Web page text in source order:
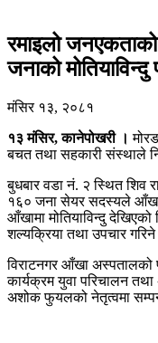
रमाइलो
जनाको मोतियाविन्दु
मंसिर १३,
१३ मंसिर, कानेपोखरी ।
बचत तथा सहकारी संस्थाले
बुधबार वडा नं. २ स्थित शिव
१६० जना सेयर सदस्यले आँखा
आँखामा मोतियाविन्दु
शल्यक्रिया तथा उपचार
विराटनगर आँखा अस्पतालको
कार्यक्रम युवा परिचालन
अशोक फुयलको नेतृत्वमा